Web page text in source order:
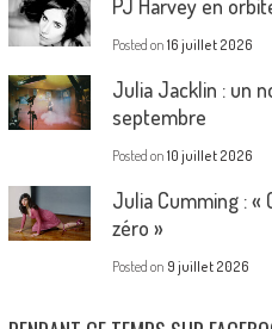
PJ Harvey en
Posted on 16 juillet 2026
Julia Jacklin : un
septembre
Posted on 10 juillet 2026
Julia Cumming : «
zéro »
Posted on 9 juillet 2026